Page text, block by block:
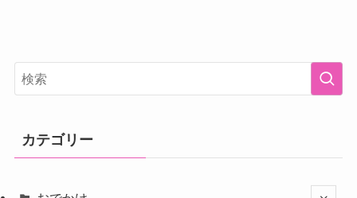
カテゴリー